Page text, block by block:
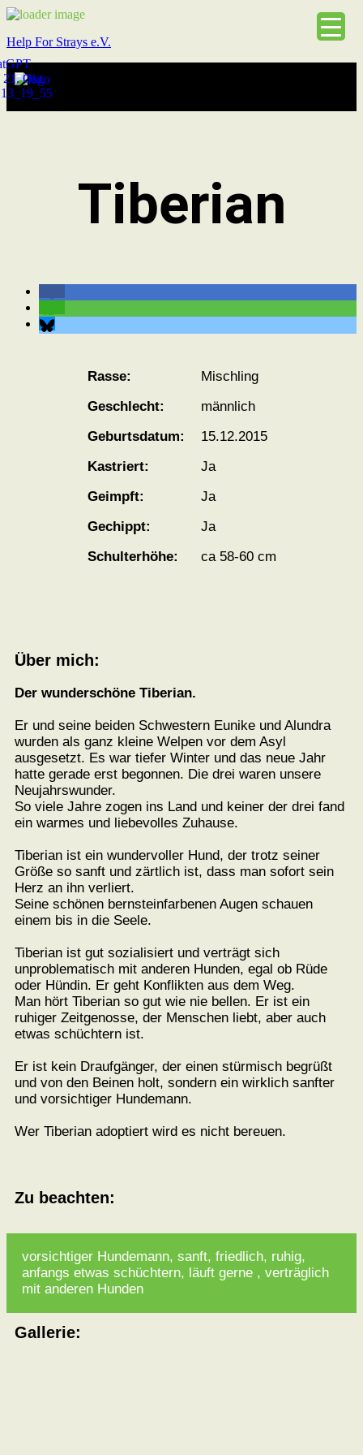
Help For Strays e.V.
Tiberian
Rasse:
Geschlecht:
Geburtsdatum:
Kastriert:
Geimpft:
Gechippt:
Schulterhöhe:
Mischling
männlich
15.12.2015
Ja
Ja
Ja
ca 58-60 cm
Über mich:
Der wunderschöne Tiberian.
Er und seine beiden Schwestern Eunike und Alundra
wurden als ganz kleine Welpen vor dem Asyl
ausgesetzt. Es war tiefer Winter und das neue Jahr
hatte gerade erst begonnen. Die drei waren unsere
Neujahrswunder.
So viele Jahre zogen ins Land und keiner der drei fand
ein warmes und liebevolles Zuhause.
Tiberian ist ein wundervoller Hund, der trotz seiner
Größe so sanft und zärtlich ist, dass man sofort sein
Herz an ihn verliert.
Seine schönen bernsteinfarbenen Augen schauen
einem bis in die Seele.
Tiberian ist gut sozialisiert und verträgt sich
unproblematisch mit anderen Hunden, egal ob Rüde
oder Hündin. Er geht Konflikten aus dem Weg.
Man hört Tiberian so gut wie nie bellen. Er ist ein
ruhiger Zeitgenosse, der Menschen liebt, aber auch
etwas schüchtern ist.
Er ist kein Draufgänger, der einen stürmisch begrüßt
und von den Beinen holt, sondern ein wirklich sanfter
und vorsichtiger Hundemann.
Wer Tiberian adoptiert wird es nicht bereuen.
Zu beachten:
vorsichtiger Hundemann, sanft, friedlich, ruhig,
anfangs etwas schüchtern, läuft gerne , verträglich
mit anderen Hunden
Gallerie: